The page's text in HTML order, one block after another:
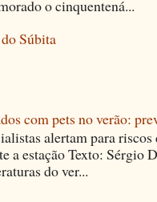
o cinquentená...
Súbita
com pets no verão:
alertam para
a estação Texto: Sérgio
do ver...